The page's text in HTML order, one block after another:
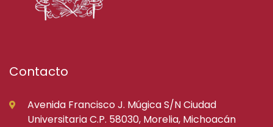
Contacto
Avenida Francisco J. Múgica S/N Ciudad
Universitaria C.P. 58030, Morelia, Michoacán